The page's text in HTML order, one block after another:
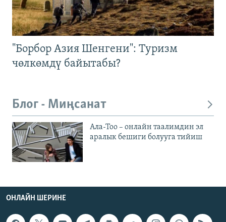
"Борбор Азия Шенгени": Туризм
чөлкөмдү байытабы?
Блог - Миңсанат
Ала-Тоо – онлайн таалимдин эл
аралык бешиги болууга тийиш
ОНЛАЙН ШЕРИНЕ